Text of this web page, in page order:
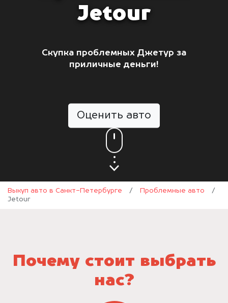
Jetour
Скупка проблемных Джетур за
приличные деньги!
Оценить авто
Выкуп авто в Санкт-Петербурге / Проблемные авто
/
Jetour
Почему стоит выбрать
нас?